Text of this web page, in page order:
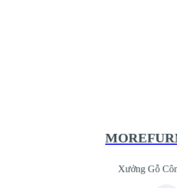
Xưởng Gỗ